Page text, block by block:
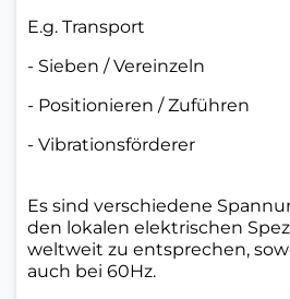
E.g. Transport
- Sieben / Vereinzeln
- Positionieren / Zuführen
- Vibrationsförderer
Es sind verschiedene
den lokalen elektrischen
weltweit zu entsprechen,
auch bei 60Hz.